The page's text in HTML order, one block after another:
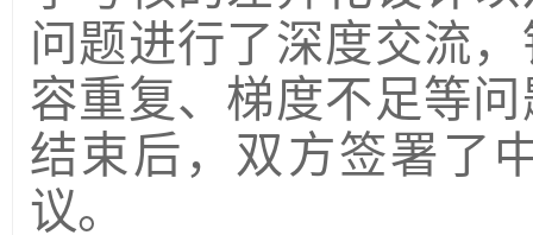
问题进行了深度交流
容重复、梯度不足等
结束后，双方签署了
议。